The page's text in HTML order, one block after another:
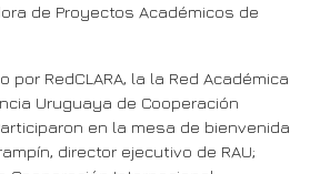
de Proyectos Académicos de
por RedCLARA, la la Red Académica
Uruguaya de Cooperación
en la mesa de bienvenida
director ejecutivo de RAU;